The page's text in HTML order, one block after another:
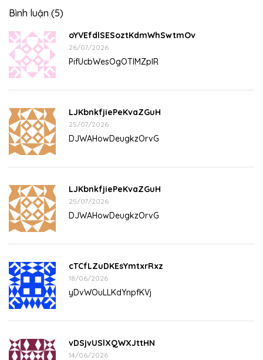
Bình luận (5)
oYVEfdlSESoztKdmWhSwtmOv
26/07/2026
PifUcbWesOgOTIMZpIR
LJKbnkfjiePeKvaZGuH
25/07/2026
DJWAHowDeugkzOrvG
LJKbnkfjiePeKvaZGuH
25/07/2026
DJWAHowDeugkzOrvG
cTCfLZuDKEsYmtxrRxz
18/06/2026
yDvWOuLLKdYnpfKVj
vDSjvUSlXQWXJttHN
14/06/2026